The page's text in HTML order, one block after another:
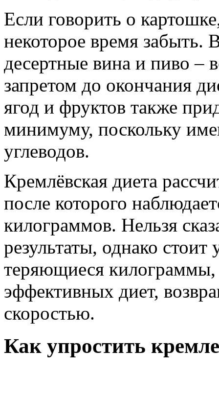
Если говорить о
некоторое время забыть.
десертные вина и пиво –
запретом до окончания
ягод и фруктов также
минимуму, поскольку
углеводов.
Кремлёвская диета
после которого
килограммов. Нельзя
результаты, однако стоит
теряющиеся килограммы,
эффективных диет,
скоростью.
Как упростить